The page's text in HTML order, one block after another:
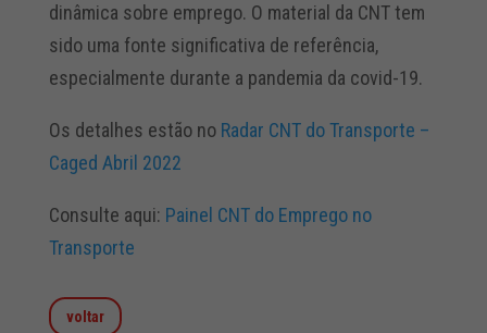
dinâmica sobre emprego. O material da CNT tem
sido uma fonte significativa de referência,
especialmente durante a pandemia da covid-19.
Os detalhes estão no Radar CNT do Transporte –
Caged Abril 2022
Consulte aqui: Painel CNT do Emprego no
Transporte
voltar